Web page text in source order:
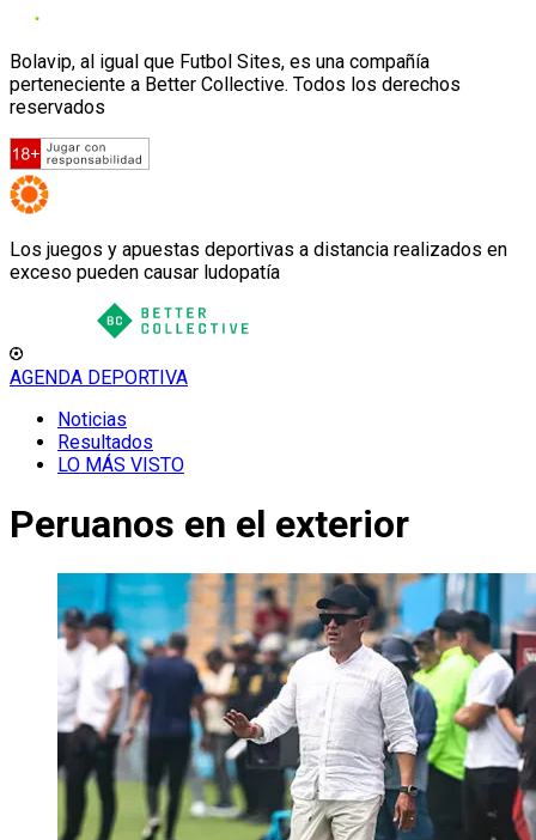
Bolavip, al igual que Futbol Sites, es una compañía
perteneciente a Better Collective. Todos los derechos
reservados
Los juegos y apuestas deportivas a distancia realizados en
exceso pueden causar ludopatía
AGENDA DEPORTIVA
Noticias
Resultados
LO MÁS VISTO
Peruanos en el exterior